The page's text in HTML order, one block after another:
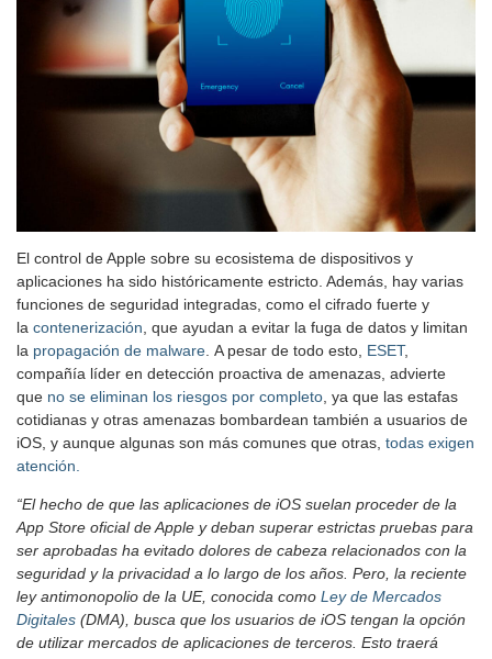
El control de Apple sobre su ecosistema de dispositivos y
aplicaciones ha sido históricamente estricto. Además, hay varias
funciones de seguridad integradas, como el cifrado fuerte y
la contenerización , que ayudan a evitar la fuga de datos y limitan
la propagación de malware . A pesar de todo esto, ESET,
compañía líder en detección proactiva de amenazas, advierte
que no se eliminan los riesgos por completo , ya que las estafas
cotidianas y otras amenazas bombardean también a usuarios de
iOS, y aunque algunas son más comunes que otras, todas exigen
atención.
“El hecho de que las aplicaciones de iOS suelan proceder de la
App Store oficial de Apple y deban superar estrictas pruebas para
ser aprobadas ha evitado dolores de cabeza relacionados con la
seguridad y la privacidad a lo largo de los años. Pero, la reciente
ley antimonopolio de la UE, conocida como Ley de Mercados
Digitales (DMA), busca que los usuarios de iOS tengan la opción
de utilizar mercados de aplicaciones de terceros. Esto traerá